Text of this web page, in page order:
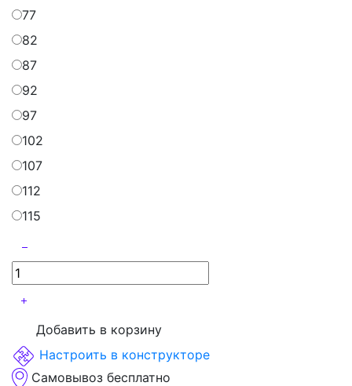
77
82
87
92
97
102
107
112
115
Добавить в корзину
Настроить в конструкторе
Самовывоз бесплатно